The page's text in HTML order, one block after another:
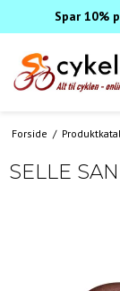
Spar 10%
Forside /
SELLE